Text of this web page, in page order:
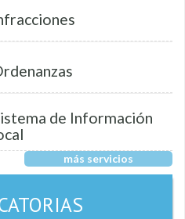
de Información
más servicios